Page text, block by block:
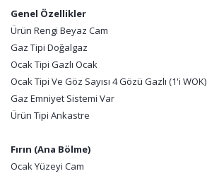
Genel Özellikler
Ürün Rengi Beyaz Cam
Gaz Tipi Doğalgaz
Ocak Tipi Gazlı Ocak
Ocak Tipi Ve Göz Sayısı 4 Gözü Gazlı (1'i WOK)
Gaz Emniyet Sistemi Var
Ürün Tipi Ankastre
Fırın (Ana Bölme)
Ocak Yüzeyi Cam